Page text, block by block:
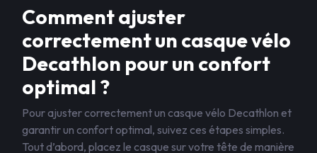
Comment ajuster
correctement un casque vélo
Decathlon pour un confort
optimal ?
Pour ajuster correctement un casque vélo Decathlon et
garantir un confort optimal, suivez ces étapes simples.
Tout d’abord, placez le casque sur votre tête de manière